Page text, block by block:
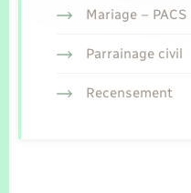
Mariage – PACS
Parrainage civil
Recensement